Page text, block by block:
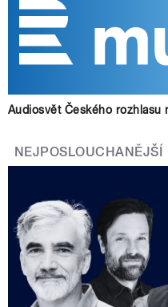
Audiosvět Českého rozhlasu
NEJPOSLOUCHANĚJŠÍ